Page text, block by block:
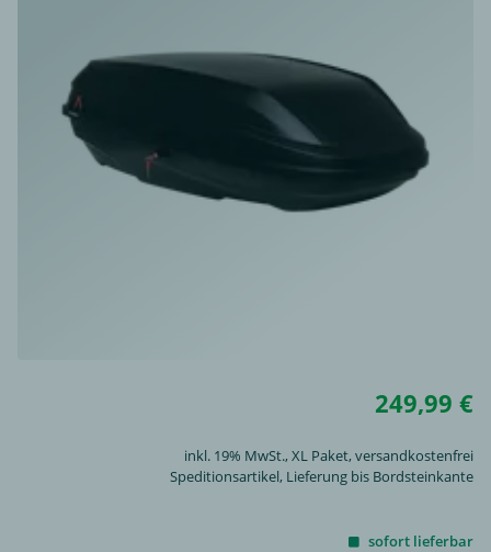
249,99 €
inkl. 19% MwSt.,XL Paket, versandkostenfrei
Speditionsartikel, Lieferung bis Bordsteinkante
sofort lieferbar